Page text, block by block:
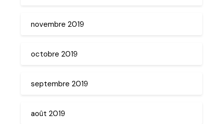
novembre 2019
octobre 2019
septembre 2019
août 2019